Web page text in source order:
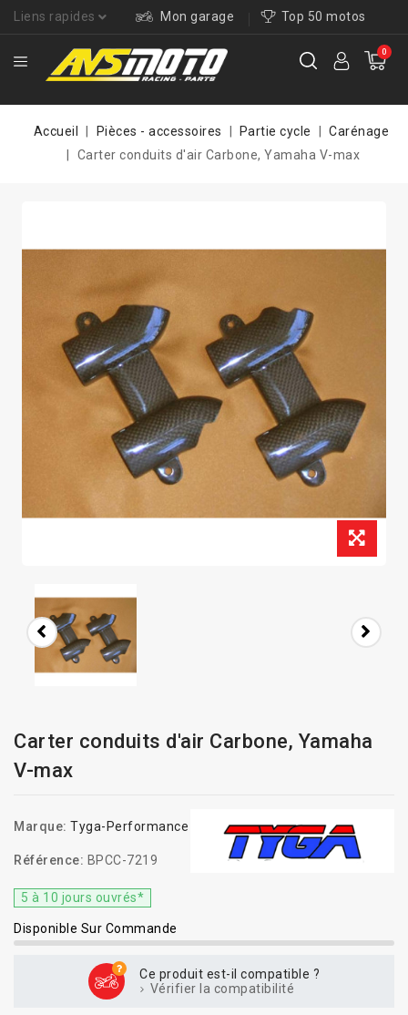
Liens rapides Mon garage Top 50 motos
0
Accueil Pièces - accessoires Partie cycle
Carénage
Carter conduits d'air Carbone, Yamaha V-max
Carter conduits d'air Carbone, Yamaha
V-max
Marque: Tyga-Performance
Référence: BPCC-7219
5 à 10 jours ouvrés*
Disponible Sur Commande
Ce produit est-il compatible ?
Vérifier la compatibilité